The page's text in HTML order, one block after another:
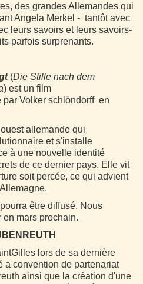
des grandes Allemandes qui
Angela Merkel - tantôt avec
leurs savoirs et leurs savoirs-
parfois surprenants.
(Die Stille nach dem
) est un film
par Volker schlöndorff en
allemande qui
et s'installe
à une nouvelle identité
de ce dernier pays. Elle vit
soit percée, ce qui advient
être diffusé. Nous
mars prochain.
lors de sa dernière
a convention de partenariat
ainsi que la création d'une